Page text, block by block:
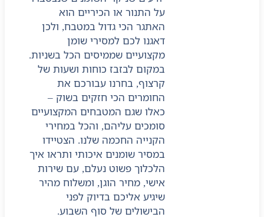
על התנור או הכיריים הוא
האתגר הכי גדול במטבח, ולכן
דאגנו לכם למסירי שומן
מקצועיים שממיסים הכל בשניות.
במקום לבזבז כוחות ושעות של
קרצוף, בחרנו עבורכם את
החומרים הכי חזקים בשוק –
כאלו שגם המטבחים המקצועיים
סומכים עליהם, והכל במחירי
הקנייה החכמה שלנו. הצטיידו
במסיר שומנים איכותי ותראו איך
הלכלוך פשוט נעלם, עם שירות
אישי, מחיר הוגן, ומשלוח מהיר
שיגיע אליכם בדיוק לפני
הבישולים של סוף השבוע.